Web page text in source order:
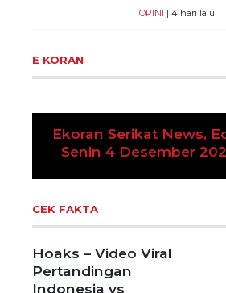
OPINI | 4 hari lalu
E KORAN